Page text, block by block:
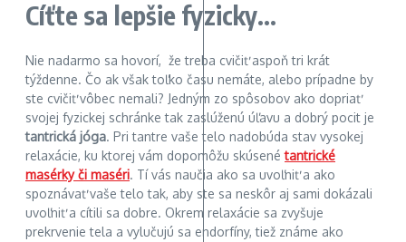
Cíťte sa lepšie fyzicky…
Nie nadarmo sa hovorí, že treba cvičiť aspoň tri krát
týždenne. Čo ak však toľko času nemáte, alebo prípadne by
ste cvičiť vôbec nemali? Jedným zo spôsobov ako dopriať
svojej fyzickej schránke tak zaslúženú úľavu a dobrý pocit je
tantrická jóga. Pri tantre vaše telo nadobúda stav vysokej
relaxácie, ku ktorej vám dopomôžu skúsenétantrické
masérky či maséri. Tí vás naučia ako sa uvoľniť a ako
spoznávať vaše telo tak, aby ste sa neskôr aj sami dokázali
uvoľniť a cítili sa dobre. Okrem relaxácie sa zvyšuje
prekrvenie tela a vylučujú sa endorfíny, tiež známe ako